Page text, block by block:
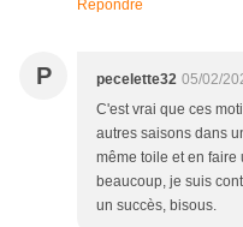
Répondre
P pecelette32 05/02/
C'est vrai que ces
autres saisons dans
même toile et en faire
beaucoup, je suis
un succès, bisous.